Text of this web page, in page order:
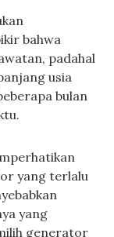
bahwa
padahal
usia
bulan
yang terlalu
yang
generator